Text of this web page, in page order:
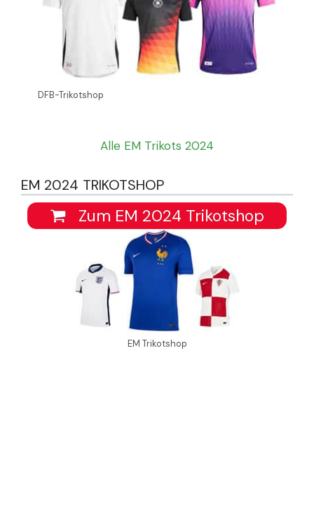
DFB-Trikotshop
Alle EM Trikots 2024
EM 2024 TRIKOTSHOP
Zum EM 2024 Trikotshop
EM Trikotshop